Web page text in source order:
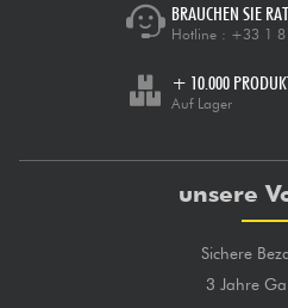
BRAUCHEN SIE
Hotline : +33 1
+ 10.000
Auf Lager
unsere
Sichere
3 Jahre